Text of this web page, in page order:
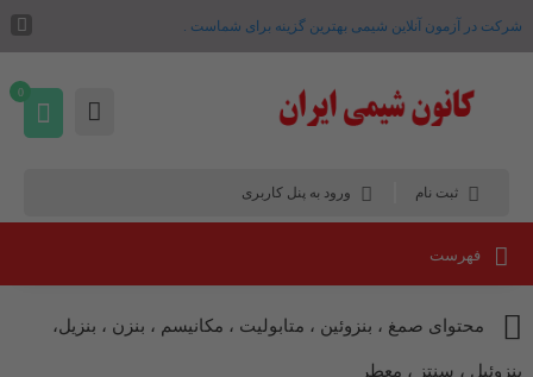
شرکت در آزمون آنلاین شیمی بهترین گزینه برای شماست .
ثبت نام ورود به پنل کاربری
0
فهرست
محتوای صمغ ، بنزوئین ، متابولیت ، مکانیسم ، بنزن ، بنزیل،
بنزوئیل ، سنتز ، معطر